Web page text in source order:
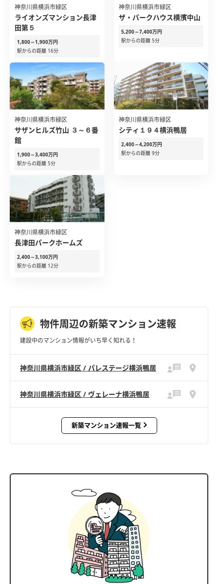
神奈川県横浜市緑区
ライオンズマンション長津
田第５
1,800～1,900万円
駅からの距離 16分
神奈川県横浜市緑区
ザ・パークハウス横濱中山
5,200～7,400万円
駅からの距離 5分
神奈川県横浜市緑区
サザンヒルズ竹山 ３～６番
館
1,900～3,400万円
駅からの距離 5分
神奈川県横浜市緑区
シティ１９４横浜鴨居
2,400～4,200万円
駅からの距離 9分
神奈川県横浜市緑区
長津田パークホームズ
2,400～3,100万円
駅からの距離 12分
物件周辺の新築マンション速報
建設中のマンション情報がいち早く知れる！
神奈川県横浜市緑区 / パレステージ横浜鴨居
神奈川県横浜市緑区 / ヴェレーナ横浜鴨居
新築マンション速報一覧